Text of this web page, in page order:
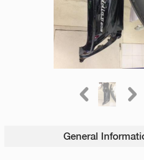
General